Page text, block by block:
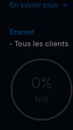
En savoir plus
Eramet
- Tous les clients
0%
N/A